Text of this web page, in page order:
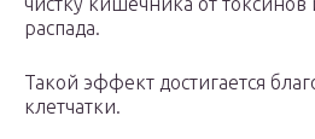
распада.
Такой эффект достигается
клетчатки.